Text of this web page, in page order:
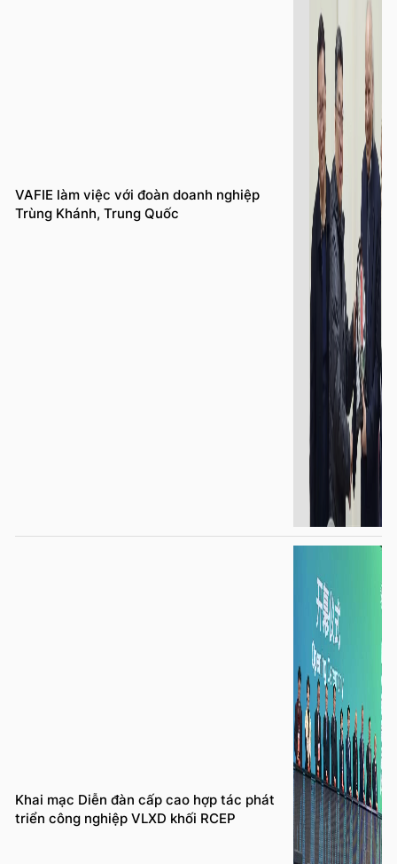
VAFIE làm việc với đoàn doanh nghiệp
Trùng Khánh, Trung Quốc
Khai mạc Diễn đàn cấp cao hợp tác phát
triển công nghiệp VLXD khối RCEP